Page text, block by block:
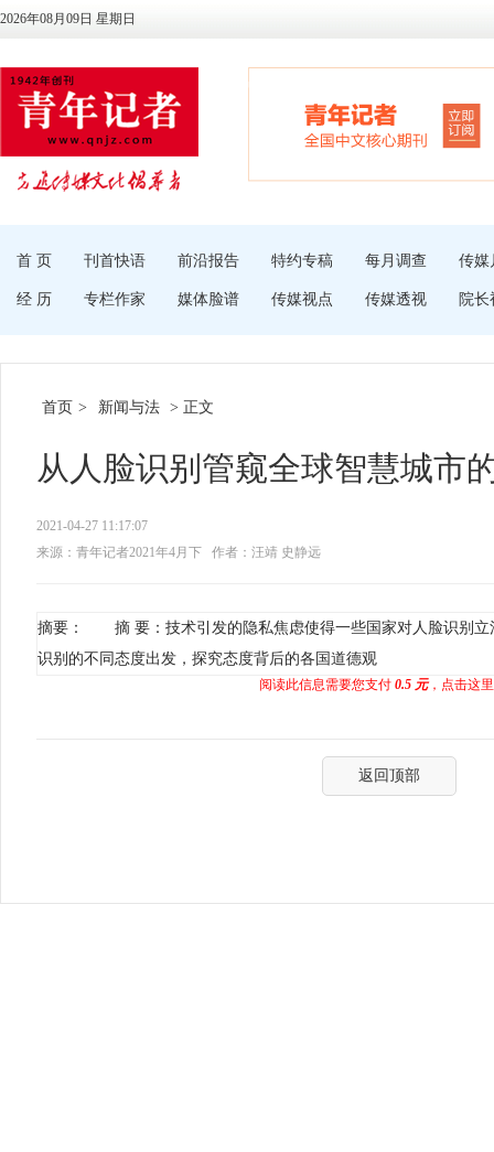
2026年08月09日 星期日
首 页 刊首快语 前沿报告 特约专稿 每月调查 传媒
经 历 专栏作家 媒体脸谱 传媒视点 传媒透视 院长
首页 > 新闻与法 > 正文
从人脸识别管窥全球智慧城市
2021-04-27 11:17:07
来源：青年记者2021年4月下
作者：汪靖 史静远
摘要： 摘 要：技术引发的隐私焦虑使得一些国家对人脸识别立
识别的不同态度出发，探究态度背后的各国道德观
阅读此信息需要您支付 0.5 元，点击这
返回顶部